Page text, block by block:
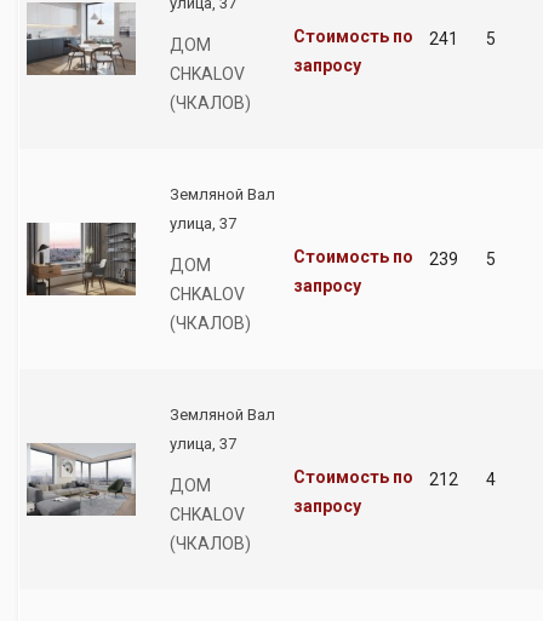
ДОМ
CHKALOV
(ЧКАЛОВ)
Стоимость по
запросу
241 5
Земляной Вал
улица, 37
ДОМ
CHKALOV
(ЧКАЛОВ)
Стоимость по
запросу
239 5
Земляной Вал
улица, 37
ДОМ
CHKALOV
(ЧКАЛОВ)
Стоимость по
запросу
212 4